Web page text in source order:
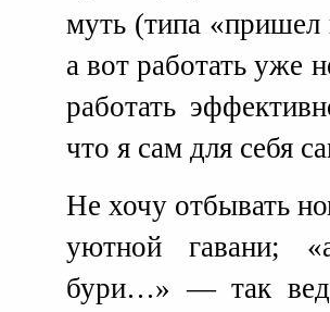
муть (типа
а вот работать уже
работать
что я сам для себя
Не хочу отбывать
уютной гавани;
бури…» — так